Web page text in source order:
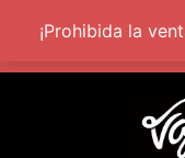
+57 320 2924318
¡Prohibida la